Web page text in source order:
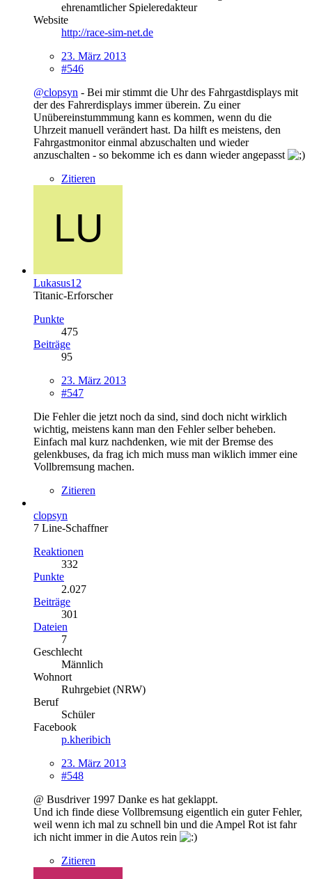
ehrenamtlicher Spieleredakteur
Website
http://race-sim-net.de
23. März 2013
#546
@clopsyn - Bei mir stimmt die Uhr des Fahrgastdisplays mit
der des Fahrerdisplays immer überein. Zu einer
Unübereinstummmung kann es kommen, wenn du die
Uhrzeit manuell verändert hast. Da hilft es meistens, den
Fahrgastmonitor einmal abzuschalten und wieder
anzuschalten - so bekomme ich es dann wieder angepasst
Zitieren
Lukasus12
Titanic-Erforscher
Punkte
475
Beiträge
95
23. März 2013
#547
Die Fehler die jetzt noch da sind, sind doch nicht wirklich
wichtig, meistens kann man den Fehler selber beheben.
Einfach mal kurz nachdenken, wie mit der Bremse des
gelenkbuses, da frag ich mich muss man wiklich immer eine
Vollbremsung machen.
Zitieren
clopsyn
7 Line-Schaffner
Reaktionen
332
Punkte
2.027
Beiträge
301
Dateien
7
Geschlecht
Männlich
Wohnort
Ruhrgebiet (NRW)
Beruf
Schüler
Facebook
p.kheribich
23. März 2013
#548
@ Busdriver 1997 Danke es hat geklappt.
Und ich finde diese Vollbremsung eigentlich ein guter Fehler,
weil wenn ich mal zu schnell bin und die Ampel Rot ist fahr
ich nicht immer in die Autos rein
Zitieren